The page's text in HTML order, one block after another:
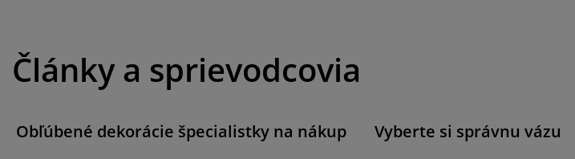
Články a sprievodcovia
Obľúbené dekorácie špecialistky na nákup Vyberte si správnu vázu